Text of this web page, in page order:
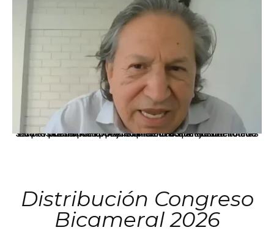
La presidenta Keiko Fujimori informó que la solicitud de indulto presentada por el expresidente Alejandro Toledo será evaluada por la Comisión de Gracias Presidenciales conforme al procedimiento establecido.
Distribución Congreso
Bicameral 2026